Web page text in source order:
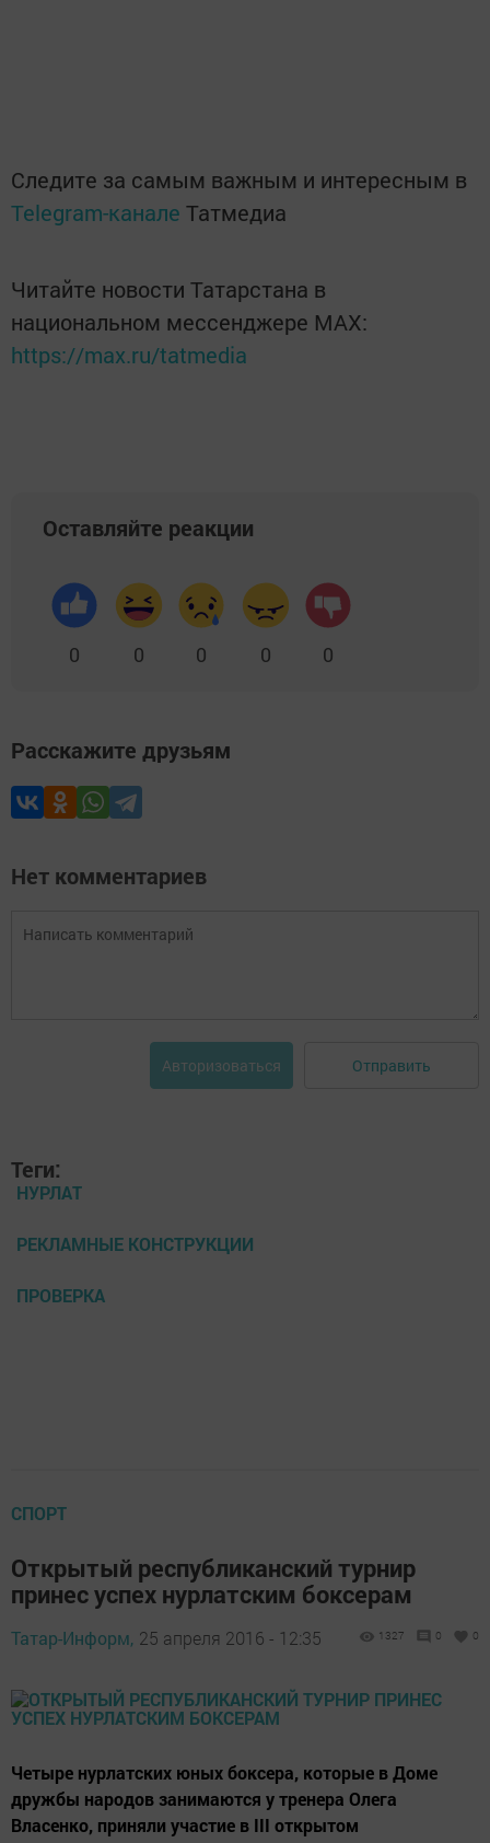
Следите за самым важным и интересным в
Telegram-канале Татмедиа
Читайте новости Татарстана в
национальном мессенджере MАХ:
https://max.ru/tatmedia
Оставляйте реакции
0 0 0 0 0
Расскажите друзьям
Нет комментариев
Авторизоваться Отправить
Теги:
НУРЛАТ
РЕКЛАМНЫЕ КОНСТРУКЦИИ
ПРОВЕРКА
СПОРТ
Открытый республиканский турнир
принес успех нурлатским боксерам
Татар-Информ, 25 апреля 2016 - 12:35 1327 0 0
Четыре нурлатских юных боксера, которые в Доме
дружбы народов занимаются у тренера Олега
Власенко, приняли участие в III открытом